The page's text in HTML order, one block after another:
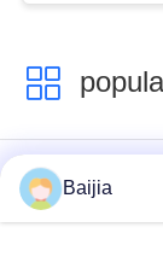
Het Document
Zakken
Baijia